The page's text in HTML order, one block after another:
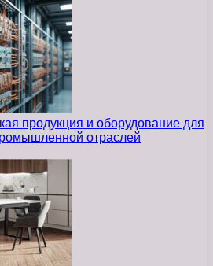
продукция и оборудование для
отраслей